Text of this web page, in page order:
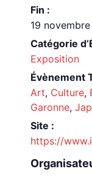
Fin :
19
Catégorie
Exposition
Évènement
Art, Culture,
Garonne,
Site :
https://